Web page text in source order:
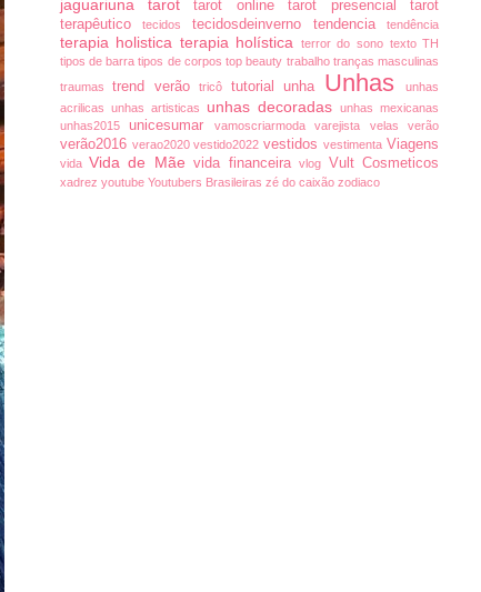
jaguariunatarottarot onlinetarot presencialtarot
terapêuticotecidos tecidosdeinverno tendenciatendência
terapia holistica terapia holística terror do sono textoTH
tipos de barratipos de corpostop beauty trabalho tranças masculinas
traumastrend verãotricô tutorialunha Unhasunhas
acrilicas unhas artisticas unhas decoradasunhas mexicanas
unhas2015unicesumar vamoscriarmodavarejista velasverão
verão2016 verao2020vestido2022vestidosvestimentaViagens
vidaVida de Mãevida financeiravlog Vult Cosmeticos
xadrez youtube Youtubers Brasileiras zé do caixão zodiaco